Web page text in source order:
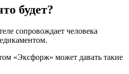
будет?
сопровождает человека
«Эксфорж» может давать такие